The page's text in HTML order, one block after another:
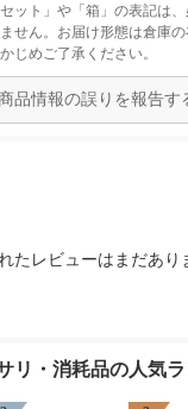
ット」や「箱」の表記は
せん。お届け形態は倉庫
じめご了承ください。
品情報の誤りを報告す
たレビューはまだあり
リ・消耗品の人気